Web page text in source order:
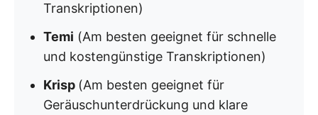
Transkriptionen)
Temi (Am besten geeignet für schnelle
und kostengünstige Transkriptionen)
Krisp (Am besten geeignet für
Geräuschunterdrückung und klare